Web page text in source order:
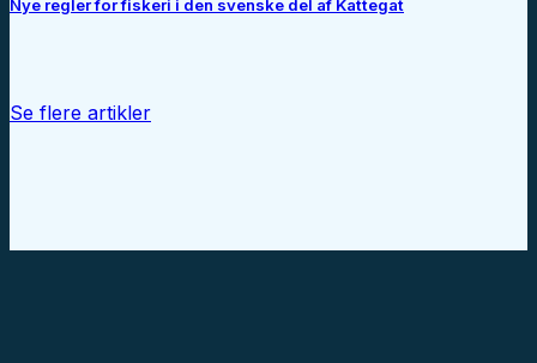
Nye regler for fiskeri i den svenske del af Kattegat
Se flere artikler